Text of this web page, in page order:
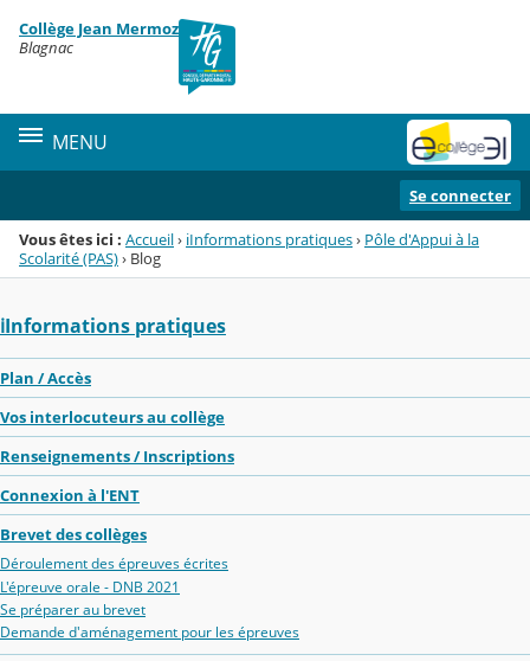
Menu de la rubrique
Contenu
Collège Jean Mermoz
Blagnac
MENU
Se connecter
Vous êtes ici : Accueil› ℹ️Informations pratiques› Pôle d'Appui à la
Scolarité (PAS)› Blog
ℹ️Informations pratiques
Plan / Accès
Vos interlocuteurs au collège
Renseignements / Inscriptions
Connexion à l'ENT
Brevet des collèges
Déroulement des épreuves écrites
L'épreuve orale - DNB 2021
Se préparer au brevet
Demande d'aménagement pour les épreuves